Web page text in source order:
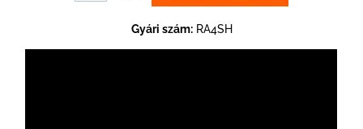
Gyári szám:RA4SH